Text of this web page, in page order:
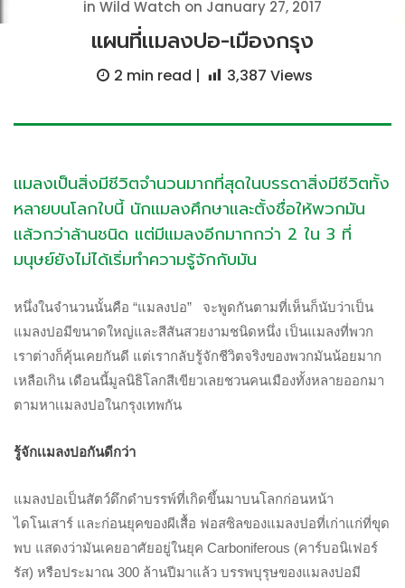
in Wild Watch on January 27, 2017
แผนที่เเมลงปอ-เมืองกรุง
2 min read | 3,387 Views
แมลงเป็นสิ่งมีชีวิตจำนวนมากที่สุดในบรรดาสิ่งมีชีวิตทั้ง
หลายบนโลกใบนี้ นักเเมลงศึกษาและตั้งชื่อให้พวกมัน
แล้วกว่าล้านชนิด แต่มีแมลงอีกมากกว่า 2 ใน 3 ที่
มนุษย์ยังไม่ได้เริ่มทำความรู้จักกับมัน
หนึ่งในจำนวนนั้นคือ “แมลงปอ” จะพูดกันตามที่เห็นก็นับว่าเป็น
แมลงปอมีขนาดใหญ่และสีสันสวยงามชนิดหนึ่ง เป็นแมลงที่พวก
เราต่างก็คุ้นเคยกันดี แต่เรากลับรู้จักชีวิตจริงของพวกมันน้อยมาก
เหลือเกิน เดือนนี้มูลนิธิโลกสีเขียวเลยชวนคนเมืองทั้งหลายออกมา
ตามหาเเมลงปอในกรุงเทพกัน
รู้จักเเมลงปอกันดีกว่า
แมลงปอเป็นสัตว์ดึกดำบรรพ์ที่เกิดขึ้นมาบนโลกก่อนหน้า
ไดโนเสาร์ และก่อนยุคของผีเสื้อ ฟอสซิลของแมลงปอที่เก่าแก่ที่ขุด
พบ แสดงว่ามันเคยอาศัยอยู่ในยุค Carboniferous (คาร์บอนิเฟอร์
รัส) หรือประมาณ 300 ล้านปีมาแล้ว บรรพบุรุษของแมลงปอมี